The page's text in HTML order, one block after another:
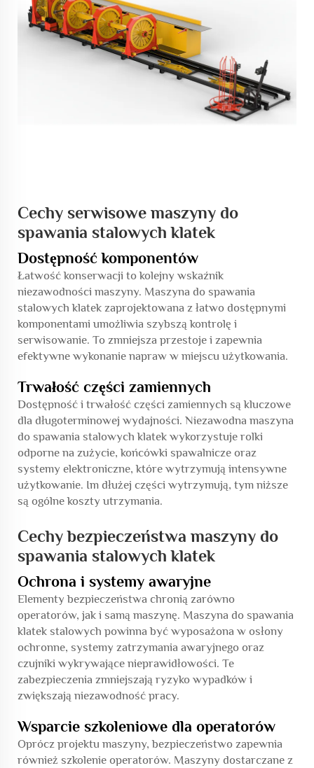
Cechy serwisowe maszyny do
spawania stalowych klatek
Dostępność komponentów
Łatwość konserwacji to kolejny wskaźnik
niezawodności maszyny. Maszyna do spawania
stalowych klatek zaprojektowana z łatwo dostępnymi
komponentami umożliwia szybszą kontrolę i
serwisowanie. To zmniejsza przestoje i zapewnia
efektywne wykonanie napraw w miejscu użytkowania.
Trwałość części zamiennych
Dostępność i trwałość części zamiennych są kluczowe
dla długoterminowej wydajności. Niezawodna maszyna
do spawania stalowych klatek wykorzystuje rolki
odporne na zużycie, końcówki spawalnicze oraz
systemy elektroniczne, które wytrzymują intensywne
użytkowanie. Im dłużej części wytrzymują, tym niższe
są ogólne koszty utrzymania.
Cechy bezpieczeństwa maszyny do
spawania stalowych klatek
Ochrona i systemy awaryjne
Elementy bezpieczeństwa chronią zarówno
operatorów, jak i samą maszynę. Maszyna do spawania
klatek stalowych powinna być wyposażona w osłony
ochronne, systemy zatrzymania awaryjnego oraz
czujniki wykrywające nieprawidłowości. Te
zabezpieczenia zmniejszają ryzyko wypadków i
zwiększają niezawodność pracy.
Wsparcie szkoleniowe dla operatorów
Oprócz projektu maszyny, bezpieczeństwo zapewnia
również szkolenie operatorów. Maszyny dostarczane z